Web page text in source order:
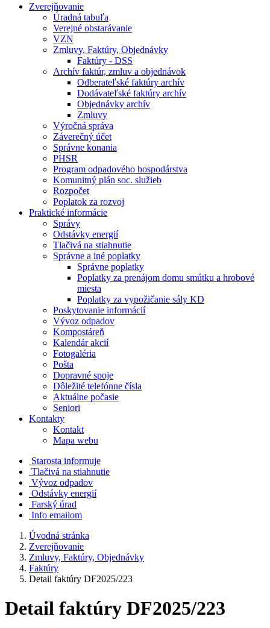
Zverejňovanie
Úradná tabuľa
Verejné obstarávanie
VZN
Zmluvy, Faktúry, Objednávky
Faktúry - DSS
Archív faktúr, zmluv a objednávok
Odberateľské faktúry archív
Dodávateľské faktúry archív
Objednávky archív
Zmluvy
Výročná správa
Záverečný účet
Správne konania
PHSR
Program odpadového hospodárstva
Komunitný plán soc. služieb
Rozpočet
Poplatok za rozvoj
Praktické informácie
Správy
Odstávky energií
Tlačivá na stiahnutie
Správne a iné poplatky
Správne poplatky
Poplatky za prenájom domu smútku a hrobové
miesta
Poplatky za vypožičanie sály KD
Poskytovanie informácií
Vývoz odpadov
Kompostáreň
Kalendár akcií
Fotogaléria
Pošta
Dopravné spoje
Dôležité telefónne čísla
Aktuálne počasie
Seniori
Kontakty
Kontakt
Mapa webu
Starosta informuje
Tlačivá na stiahnutie
Vývoz odpadov
Odstávky energií
Farský úrad
Info emailom
Úvodná stránka
Zverejňovanie
Zmluvy, Faktúry, Objednávky
Faktúry
Detail faktúry DF2025/223
Detail faktúry DF2025/223